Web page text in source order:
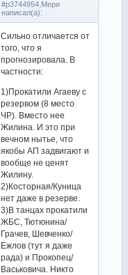
#p3744954,Мери
написал(а):
Сильно отличается от
того, что я
прогнозировала. В
частности:
1)Прокатили Агаеву с
резервом (8 место
ЧР). Вместо нее
Жилина. И это при
вечном нытье, что
якобы АП задвигают и
вообще не ценят
Жилину.
2)Косторная/Куница
нет даже в резерве.
3)В танцах прокатили
ЖБС, Тютюнина/
Грачев, Шевченко/
Ежлов (тут я даже
рада) и Прокопец/
Васьковича. Никто